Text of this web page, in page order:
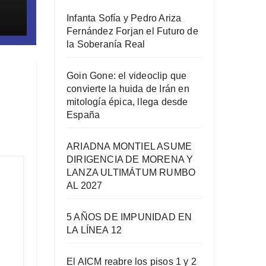
Infanta Sofía y Pedro Ariza
Fernández Forjan el Futuro de
la Soberanía Real
Goin Gone: el videoclip que
convierte la huida de Irán en
mitología épica, llega desde
España
ARIADNA MONTIEL ASUME
DIRIGENCIA DE MORENA Y
LANZA ULTIMÁTUM RUMBO
AL 2027
5 AÑOS DE IMPUNIDAD EN
LA LÍNEA 12
El AICM reabre los pisos 1 y 2